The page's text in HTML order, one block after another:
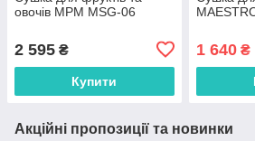
овочів MPM MSG-06
2 595 ₴
Купити
1 640₴
Акційні пропозиції та новинки